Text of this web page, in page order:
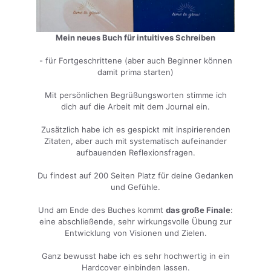
Mein neues Buch für intuitives Schreiben
- für Fortgeschrittene (aber auch Beginner können
damit prima starten)
Mit persönlichen Begrüßungsworten stimme ich
dich auf die Arbeit mit dem Journal ein.
Zusätzlich habe ich es gespickt mit inspirierenden
Zitaten, aber auch mit systematisch aufeinander
aufbauenden Reflexionsfragen.
Du findest auf 200 Seiten Platz für deine Gedanken
und Gefühle.
Und am Ende des Buches kommt das große Finale:
eine abschließende, sehr wirkungsvolle Übung zur
Entwicklung von Visionen und Zielen.
Ganz bewusst habe ich es sehr hochwertig in ein
Hardcover einbinden lassen.